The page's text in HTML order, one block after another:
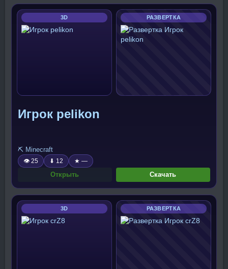
3D РАЗВЕРТКА
Игрок pelikon
⛏️ Minecraft
👁 25 ⬇ 12 ★ —
Открыть Скачать
3D РАЗВЕРТКА